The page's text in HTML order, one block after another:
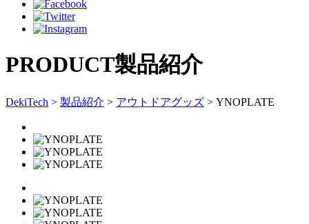
PRODUCT製品紹介
DekiTech > 製品紹介 > アウトドアグッズ > YNOPLATE